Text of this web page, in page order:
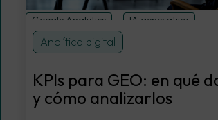
Google Analytics IA generativa
Analítica digital
KPIs para GEO: en qué
y cómo analizarlos